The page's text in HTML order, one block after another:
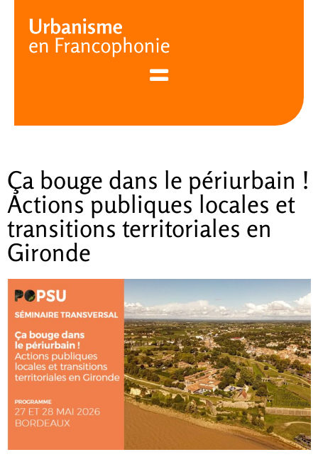
Ça bouge dans le périurbain !
Actions publiques locales et
transitions territoriales en
Gironde